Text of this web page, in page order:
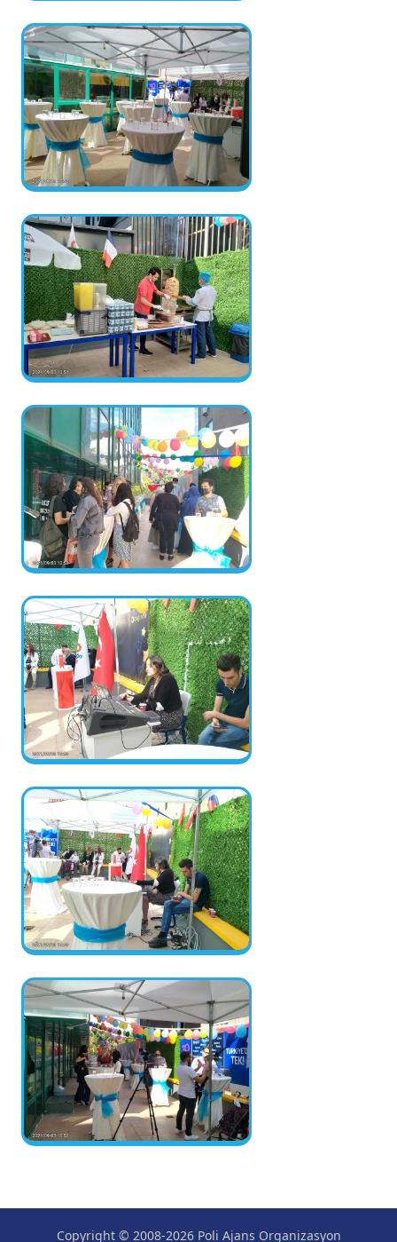
Copyright © 2008-2026 Poli Ajans Organizasyon